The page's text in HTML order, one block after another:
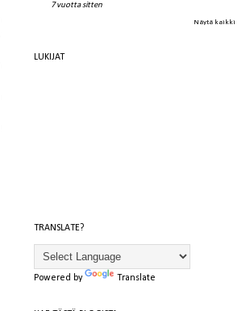
7 vuotta sitten
Näytä kaikki
LUKIJAT
TRANSLATE?
Powered by Translate